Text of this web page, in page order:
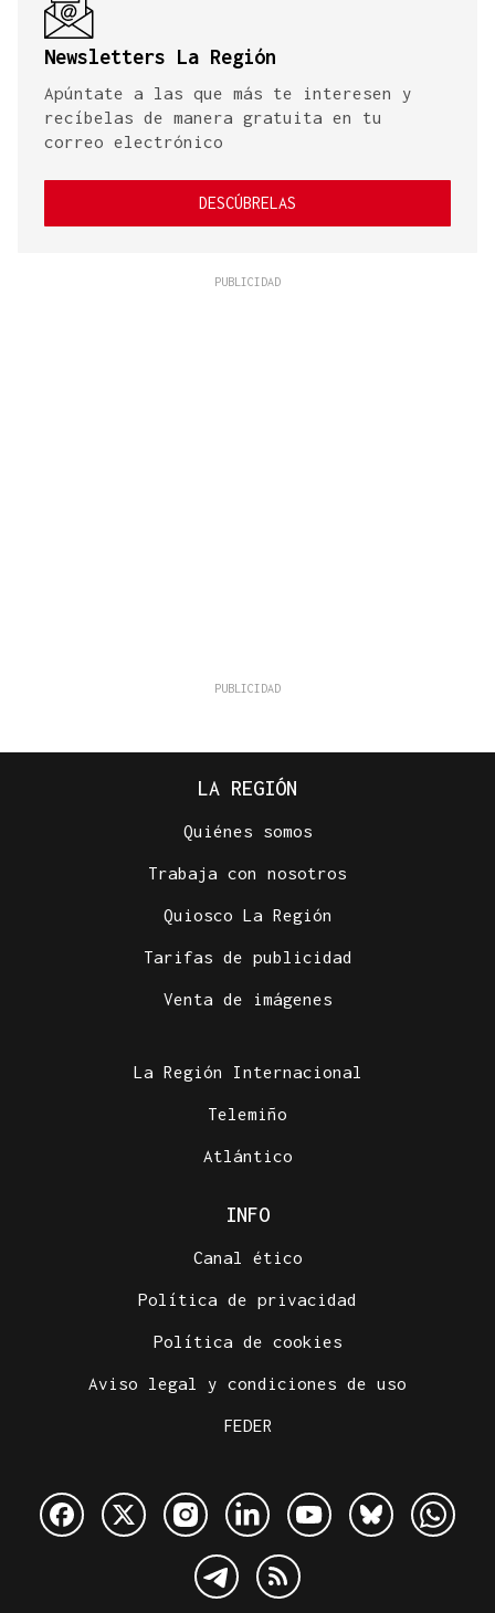
Newsletters La Región
Apúntate a las que más te interesen y
recíbelas de manera gratuita en tu
correo electrónico
DESCÚBRELAS
LA REGIÓN
Quiénes somos
Trabaja con nosotros
Quiosco La Región
Tarifas de publicidad
Venta de imágenes
La Región Internacional
Telemiño
Atlántico
INFO
Canal ético
Política de privacidad
Política de cookies
Aviso legal y condiciones de uso
FEDER